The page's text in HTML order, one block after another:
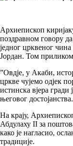
Архиепископ
поздравном говору
једног црквеног
Јордан. Том
”Овдје, у Акаби,
цркве чујемо одјек
истинска вјера
његовог
На крају,
Абдулаху II за
како је нагласио,
традиције.